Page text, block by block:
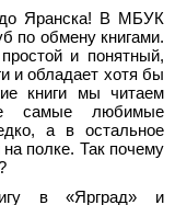
Яранска! В МБУК
по обмену книгами.
и понятный,
и обладает хотя бы
книги мы читаем
самые любимые
а в остальное
полке. Так почему
в «Ярград» и